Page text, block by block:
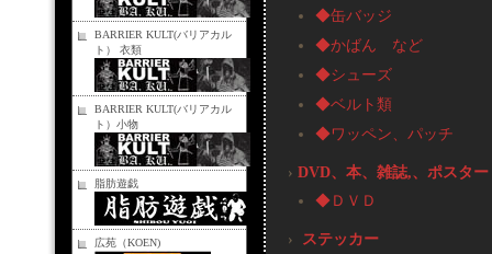
BARRIER KULT(バリアカル
ト） 衣類
BARRIER KULT(バリアカル
ト）小物
脂肪遊戯
広苑（KOEN)
◆缶バッジ
◆かばん など
◆シューズ
◆ベルト類
◆ワッペン、パッチ
› DVD、本、雑誌,、ポスター
◆ＤＶＤ
› ステッカー